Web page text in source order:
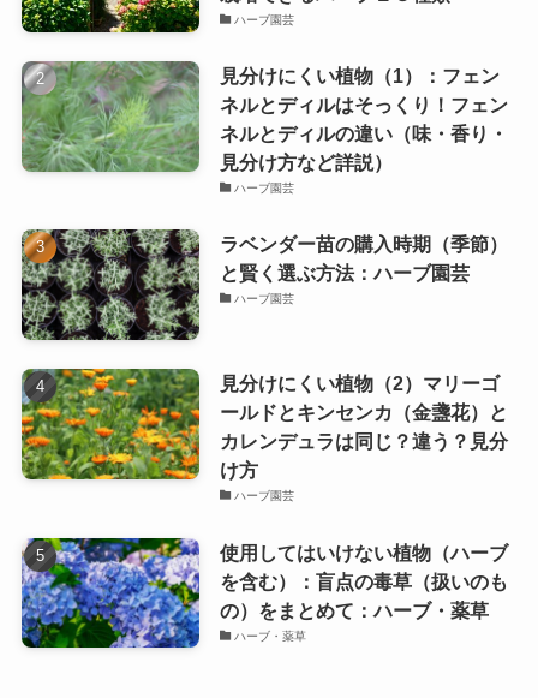
ハーブ園芸
見分けにくい植物（1）：フェン
ネルとディルはそっくり！フェン
ネルとディルの違い（味・香り・
見分け方など詳説）
ハーブ園芸
ラベンダー苗の購入時期（季節）
と賢く選ぶ方法：ハーブ園芸
ハーブ園芸
見分けにくい植物（2）マリーゴ
ールドとキンセンカ（金盞花）と
カレンデュラは同じ？違う？見分
け方
ハーブ園芸
使用してはいけない植物（ハーブ
を含む）：盲点の毒草（扱いのも
の）をまとめて：ハーブ・薬草
ハーブ・薬草